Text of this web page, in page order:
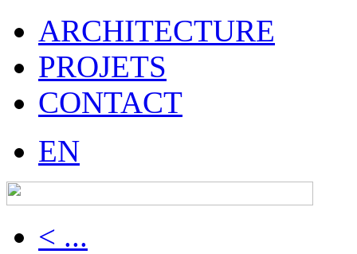
ARCHITECTURE
PROJETS
CONTACT
EN
< ...